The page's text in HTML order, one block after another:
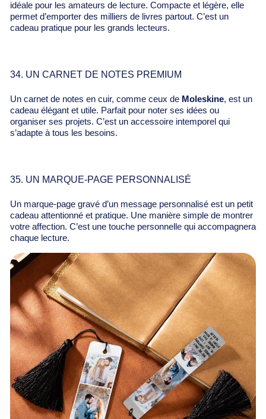
idéale pour les amateurs de lecture. Compacte et légère, elle
permet d’emporter des milliers de livres partout. C’est un
cadeau pratique pour les grands lecteurs.
34. UN CARNET DE NOTES PREMIUM
Un carnet de notes en cuir, comme ceux de Moleskine, est un
cadeau élégant et utile. Parfait pour noter ses idées ou
organiser ses projets. C’est un accessoire intemporel qui
s’adapte à tous les besoins.
35. UN MARQUE-PAGE PERSONNALISÉ
Un marque-page gravé d’un message personnalisé est un petit
cadeau attentionné et pratique. Une manière simple de montrer
votre affection. C’est une touche personnelle qui accompagnera
chaque lecture.